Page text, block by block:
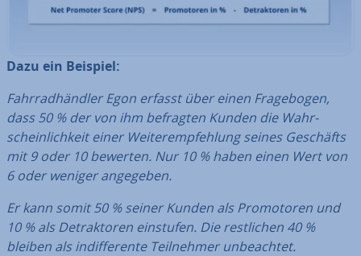
Dazu ein Beispiel:
Fahr­rad­händ­ler Egon erfasst über einen Fra­ge­bo­gen,
dass 50 % der von ihm befragten Kunden die Wahr­
schein­lich­keit einer Wei­ter­emp­feh­lung seines Geschäfts
mit 9 oder 10 bewerten. Nur 10 % haben einen Wert von
6 oder weniger angegeben.
Er kann somit 50 % seiner Kunden als Pro­mo­to­ren und
10 % als De­trak­to­ren einstufen. Die rest­li­chen 40 %
bleiben als in­dif­fe­ren­te Teil­neh­mer un­be­ach­tet.